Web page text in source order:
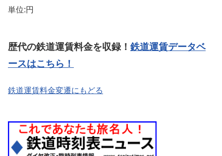
単位:円
歴代の鉄道運賃料金を収録！ 鉄道運賃データベ
ースはこちら！
鉄道運賃料金変遷にもどる